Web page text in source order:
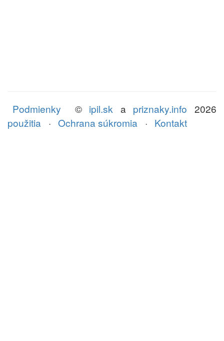
© ipil.sk a priznaky.info 2026
Podmienky
použitia · Ochrana súkromia · Kontakt